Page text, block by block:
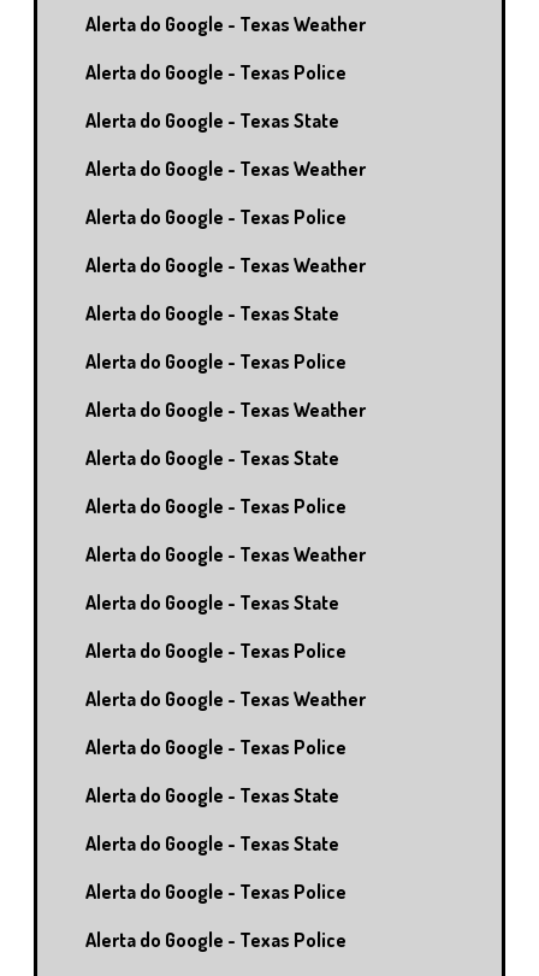
Alerta do Google - Texas Weather
Alerta do Google - Texas Police
Alerta do Google - Texas State
Alerta do Google - Texas Weather
Alerta do Google - Texas Police
Alerta do Google - Texas Weather
Alerta do Google - Texas State
Alerta do Google - Texas Police
Alerta do Google - Texas Weather
Alerta do Google - Texas State
Alerta do Google - Texas Police
Alerta do Google - Texas Weather
Alerta do Google - Texas State
Alerta do Google - Texas Police
Alerta do Google - Texas Weather
Alerta do Google - Texas Police
Alerta do Google - Texas State
Alerta do Google - Texas State
Alerta do Google - Texas Police
Alerta do Google - Texas Police